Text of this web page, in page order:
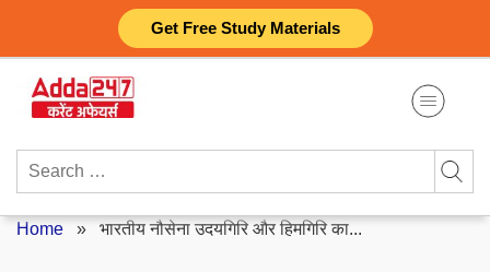
Get Free Study Materials
content
Search
Home » भारतीय नौसेना उदयगिरि और हिमगिरि का...